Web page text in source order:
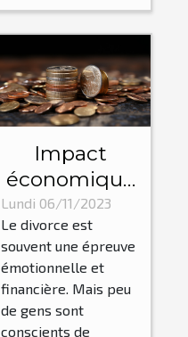
Impact
économique
d'un divorce :
Comment un
avocat peut
aider?
Lundi 06/11/2023
Le divorce est
souvent une épreuve
émotionnelle et
financière. Mais peu
de gens sont
conscients de